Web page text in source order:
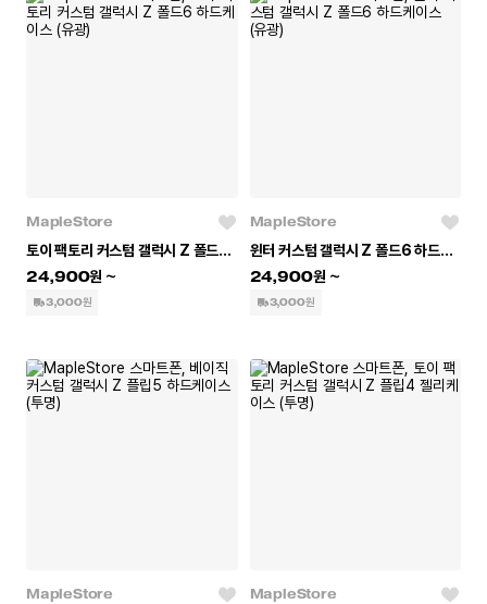
MapleStore
토이 팩토리 커스텀 갤럭시 Z 폴드6 하드케이스 (유광)
24,900
3,000원
MapleStore
윈터 커스텀 갤럭시 Z 폴드6 하드케이스 (유광)
24,900
3,000원
MapleStore
MapleStore